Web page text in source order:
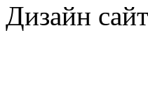
Дизайн